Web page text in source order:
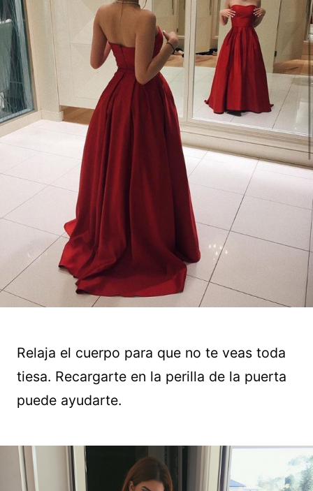
Relaja el cuerpo para que no te veas toda
tiesa. Recargarte en la perilla de la puerta
puede ayudarte.